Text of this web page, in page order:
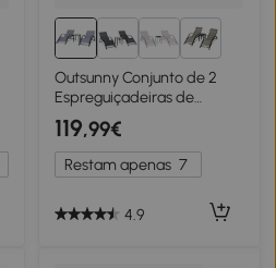
1+
Outsunny Conjunto de 2
Espreguiçadeiras de
Jardim 59x169x66 cm com
Mesa 41x41x45 cm Vidro
Temperado Apoio de
Braços Cinza
119,99€
Restam apenas 7
4.9